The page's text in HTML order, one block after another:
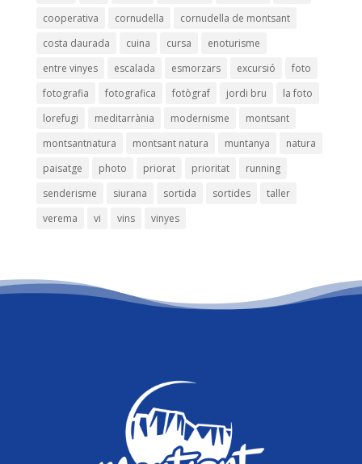
cooperativa
cornudella
cornudella de montsant
costa daurada
cuina cursa
enoturisme
entre vinyes
escalada esmorzars excursió
foto
fotografia
fotografica fotògraf jordi bru
la foto
lorefugi
meditarrània modernisme
montsant
montsantnatura
montsant natura muntanya
natura
paisatge
photo priorat prioritat
running
senderisme
siurana sortida sortides
taller
verema
vi vins vinyes